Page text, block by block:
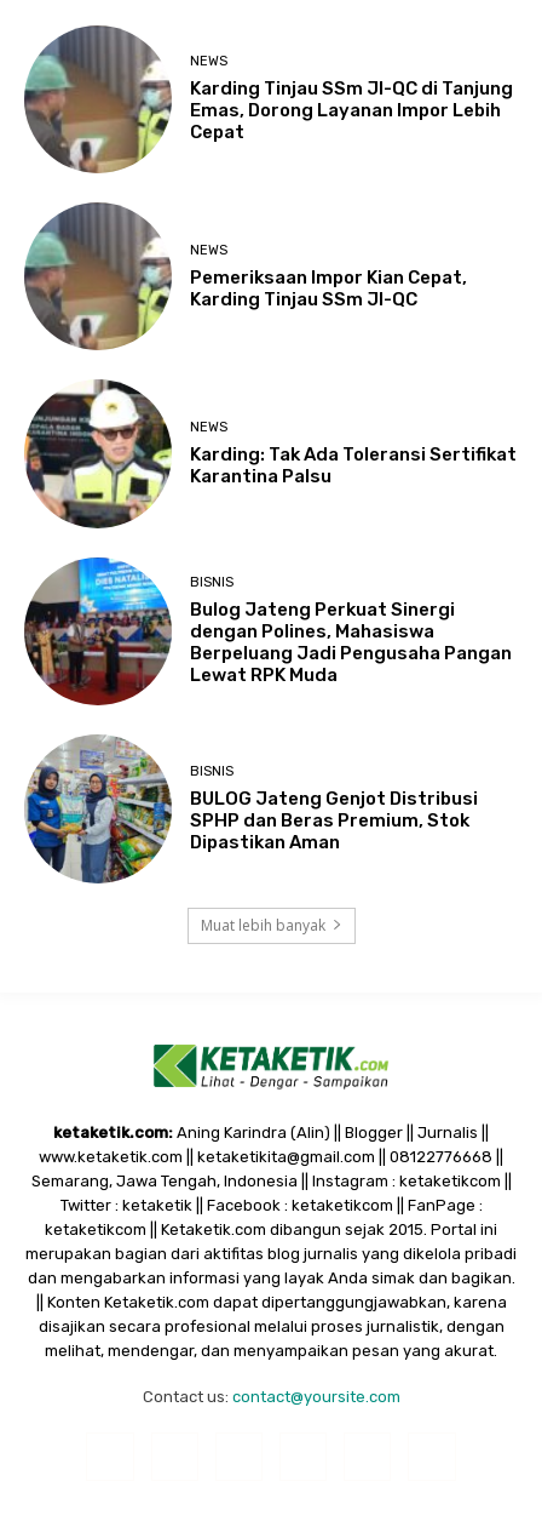
NEWS
Karding Tinjau SSm JI-QC di Tanjung
Emas, Dorong Layanan Impor Lebih
Cepat
NEWS
Pemeriksaan Impor Kian Cepat,
Karding Tinjau SSm JI-QC
NEWS
Karding: Tak Ada Toleransi Sertifikat
Karantina Palsu
BISNIS
Bulog Jateng Perkuat Sinergi
dengan Polines, Mahasiswa
Berpeluang Jadi Pengusaha Pangan
Lewat RPK Muda
BISNIS
BULOG Jateng Genjot Distribusi
SPHP dan Beras Premium, Stok
Dipastikan Aman
Muat lebih banyak
ketaketik.com: Aning Karindra (Alin) || Blogger || Jurnalis ||
www.ketaketik.com || ketaketikita@gmail.com || 08122776668 ||
Semarang, Jawa Tengah, Indonesia || Instagram : ketaketikcom ||
Twitter : ketaketik || Facebook : ketaketikcom || FanPage :
ketaketikcom || Ketaketik.com dibangun sejak 2015. Portal ini
merupakan bagian dari aktifitas blog jurnalis yang dikelola pribadi
dan mengabarkan informasi yang layak Anda simak dan bagikan.
|| Konten Ketaketik.com dapat dipertanggungjawabkan, karena
disajikan secara profesional melalui proses jurnalistik, dengan
melihat, mendengar, dan menyampaikan pesan yang akurat.
Contact us: contact@yoursite.com